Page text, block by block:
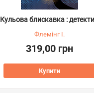
Кульова блискавка :
Флемінг І.
319,00 грн
Купити